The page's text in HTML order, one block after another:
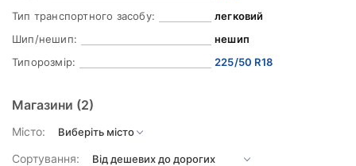
Тип транспортного засобу:
легковий
Шип/нешип:
нешип
Типорозмір:
225/50 R18
Магазини (2)
Місто:
Сортування: